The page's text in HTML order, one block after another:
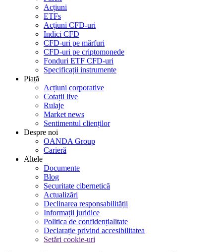
Acțiuni
ETFs
Acțiuni CFD-uri
Indici CFD
CFD-uri pe mărfuri
CFD-uri pe criptomonede
Fonduri ETF CFD-uri
Specificații instrumente
Piață
Acțiuni corporative
Cotații live
Rulaje
Market news
Sentimentul clienților
Despre noi
OANDA Group
Carieră
Altele
Documente
Blog
Securitate cibernetică
Actualizări
Declinarea responsabilității
Informații juridice
Politica de confidențialitate
Declarație privind accesibilitatea
Setări cookie-uri